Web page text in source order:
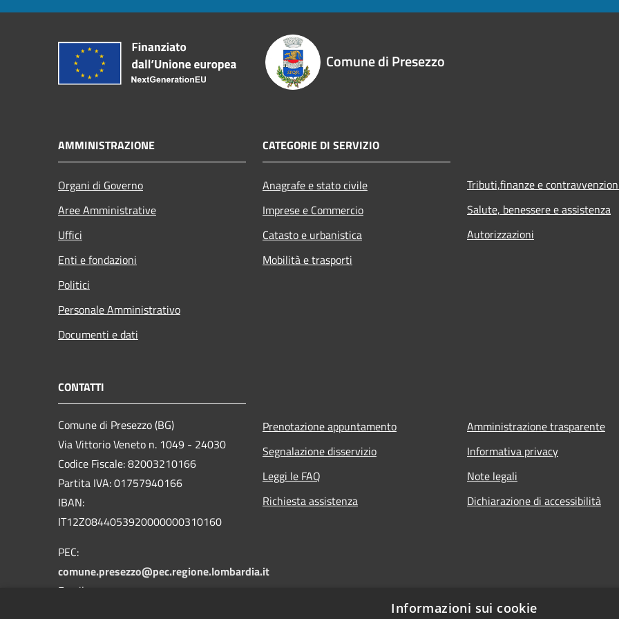
Comune di Presezzo
AMMINISTRAZIONE
Organi di Governo
Aree Amministrative
Uffici
Enti e fondazioni
Politici
Personale Amministrativo
Documenti e dati
CATEGORIE DI SERVIZIO
Anagrafe e stato civile
Imprese e Commercio
Catasto e urbanistica
Mobilità e trasporti
Tributi,finanze e
Salute, benessere e assistenza
Autorizzazioni
CONTATTI
Comune di Presezzo (BG)
Via Vittorio Veneto n. 1049 - 24030
Codice Fiscale: 82003210166
Partita IVA: 01757940166
IBAN:
IT12Z0844053920000000310160
PEC:
comune.presezzo@pec.regione.lombardia.it
Email:
Prenotazione appuntamento
Segnalazione disservizio
Leggi le FAQ
Richiesta assistenza
Amministrazione trasparente
Informativa privacy
Note legali
Dichiarazione di accessibilità
Informazioni sui cookie